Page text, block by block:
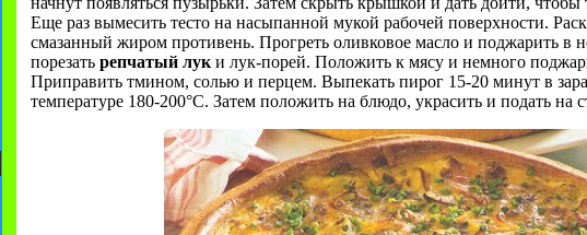
Еще раз вымесить тесто на насыпанной мукой рабочей поверхности.
смазанный жиром противень. Прогреть оливковое масло и поджарить в
порезатьрепчатый лук и лук-порей. Положить к мясу и немного
Приправить тмином, солью и перцем. Выпекать пирог 15-20 минут в
температуре 180-200°С. Затем положить на блюдо, украсить и подать на